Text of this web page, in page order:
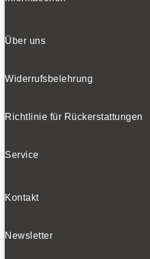
Über uns
Widerrufsbelehrung
Richtlinie für Rückerstattungen
Service
Kontakt
Newsletter